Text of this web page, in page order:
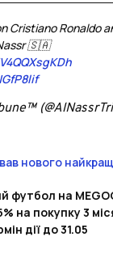
Cristiano Ronaldo
🇸🇦
нового
футбол на
на покупку 3
дії до 31.05